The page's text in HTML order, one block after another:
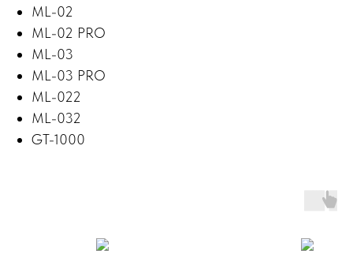
ML-02
ML-02 PRO
ML-03
ML-03 PRO
ML-022
ML-032
GT-1000